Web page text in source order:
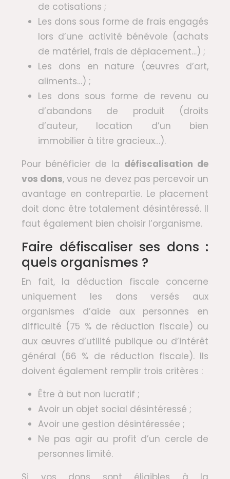
de cotisations ;
Les dons sous forme de frais engagés
lors d’une activité bénévole (achats
de matériel, frais de déplacement…) ;
Les dons en nature (œuvres d’art,
aliments…) ;
Les dons sous forme de revenu ou
d’abandons de produit (droits
d’auteur, location d’un bien
immobilier à titre gracieux…).
Pour bénéficier de la défiscalisation de
vos dons, vous ne devez pas percevoir un
avantage en contrepartie. Le placement
doit donc être totalement désintéressé. Il
faut également bien choisir l’organisme.
Faire défiscaliser ses dons :
quels organismes ?
En fait, la déduction fiscale concerne
uniquement les dons versés aux
organismes d’aide aux personnes en
difficulté (75 % de réduction fiscale) ou
aux œuvres d’utilité publique ou d’intérêt
général (66 % de réduction fiscale). Ils
doivent également remplir trois critères :
Être à but non lucratif ;
Avoir un objet social désintéressé ;
Avoir une gestion désintéressée ;
Ne pas agir au profit d’un cercle de
personnes limité.